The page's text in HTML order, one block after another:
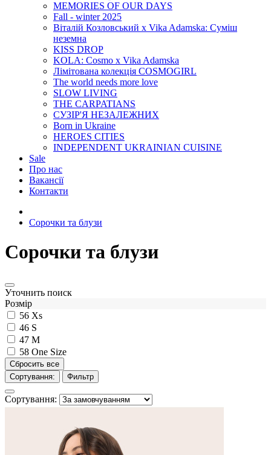
MEMORIES OF OUR DAYS
Fall - winter 2025
Віталій Козловський x Vika Adamska: Суміш
неземна
KISS DROP
KOLA: Cosmo x Vika Adamska
Лімітована колекція COSMOGIRL
The world needs more love
SLOW LIVING
THE CARPATIANS
СУЗІР'Я НЕЗАЛЕЖНИХ
Born in Ukraine
HEROES CITIES
INDEPENDENT UKRAINIAN CUISINE
Sale
Про нас
Вакансії
Контакти
Сорочки та блузи
Сорочки та блузи
Уточнить поиск
Розмір
56 Xs
46 S
47 M
58 One Size
Сортування: Фильтр
Сортування: